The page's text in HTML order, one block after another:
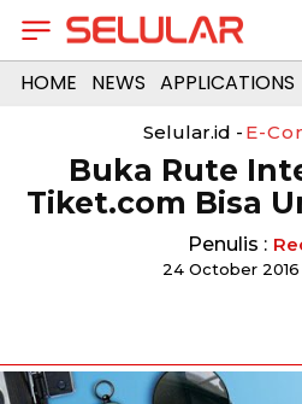
HOME NEWS APPLICATIONS
Selular.id - E-
Buka Rute
Tiket.com Bisa
Penulis :
24 October 2016